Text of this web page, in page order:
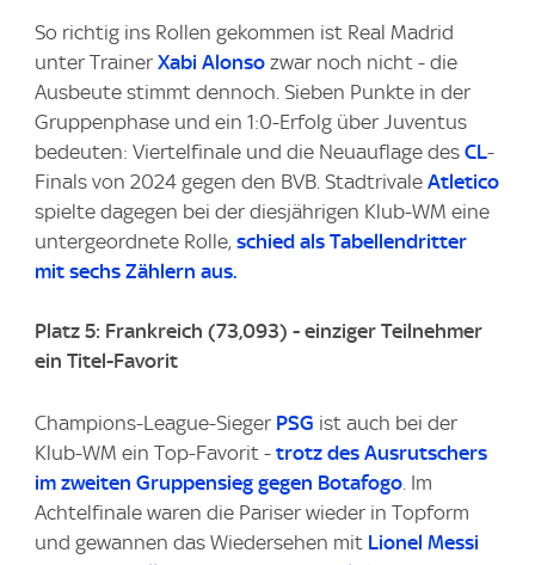
So richtig ins Rollen gekommen ist Real Madrid
unter Trainer Xabi Alonso zwar noch nicht - die
Ausbeute stimmt dennoch. Sieben Punkte in der
Gruppenphase und ein 1:0-Erfolg über Juventus
bedeuten: Viertelfinale und die Neuauflage des CL-
Finals von 2024 gegen den BVB. Stadtrivale Atletico
spielte dagegen bei der diesjährigen Klub-WM eine
untergeordnete Rolle, schied als Tabellendritter
mit sechs Zählern aus.
Platz 5: Frankreich (73,093) - einziger Teilnehmer
ein Titel-Favorit
Champions-League-Sieger PSG ist auch bei der
Klub-WM ein Top-Favorit - trotz des Ausrutschers
im zweiten Gruppensieg gegen Botafogo. Im
Achtelfinale waren die Pariser wieder in Topform
und gewannen das Wiedersehen mit Lionel Messi